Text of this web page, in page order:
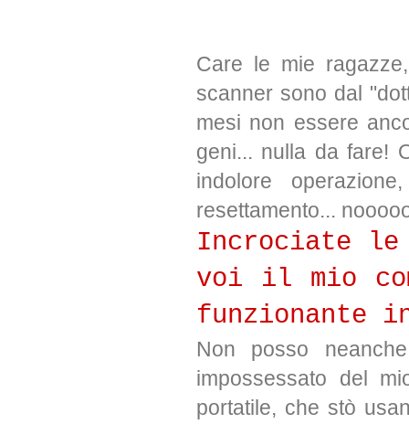
Care le mie
scanner sono dal
mesi non essere
geni... nulla da fare!
indolore
resettamento...
Incrociate le
voi il mio
funzionante
Non posso
impossessato del
portatile, che stò